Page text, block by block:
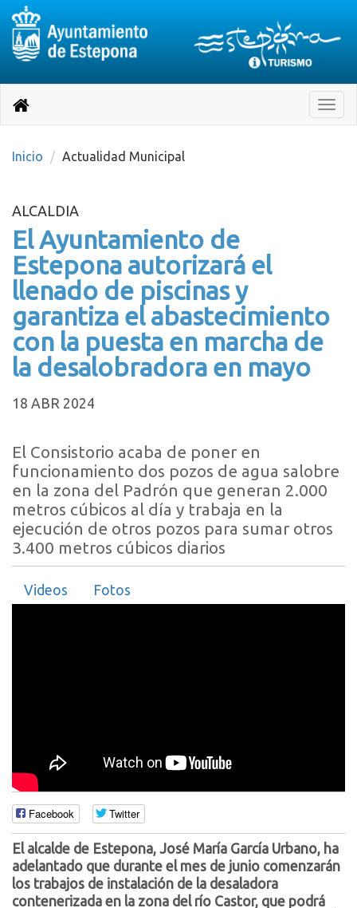
página
Toggle
Destino:
Volver
inicio
Inicio Actualidad Municipal
ALCALDIA
El Ayuntamiento de
Estepona autorizará el
llenado de piscinas y
garantiza el abastecimiento
con la puesta en marcha de
la desalobradora en mayo
18 ABR 2024
El Consistorio acaba de poner en
funcionamiento dos pozos de agua salobre
en la zona del Padrón que generan 2.000
metros cúbicos al día y trabaja en la
ejecución de otros pozos para sumar otros
3.400 metros cúbicos diarios
Videos Fotos
Facebook Twitter
El alcalde de Estepona, José María García Urbano, ha
adelantado que durante el mes de junio comenzarán
los trabajos de instalación de la desaladora
contenerizada en la zona del río Castor, que podrá